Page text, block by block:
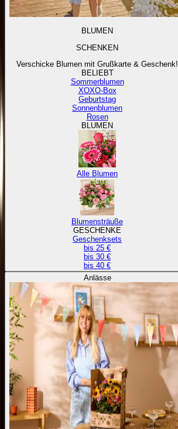
BLUMEN
SCHENKEN
Verschicke Blumen mit Grußkarte & Geschenk!
BELIEBT
Sommerblumen
XOXO-Box
Geburtstag
Sonnenblumen
Rosen
BLUMEN
Alle Blumen
Blumensträuße
GESCHENKE
Geschenksets
bis 25 €
bis 30 €
bis 40 €
Anlässe